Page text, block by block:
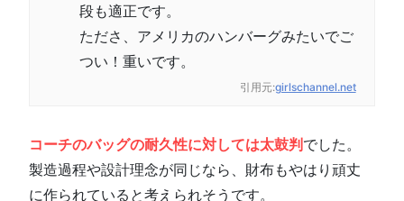
段も適正です。
たださ、アメリカのハンバーグみたいでご
つい！重いです。
引用元:girlschannel.net
コーチのバッグの耐久性に対しては太鼓判でした。
製造過程や設計理念が同じなら、財布もやはり頑丈
に作られていると考えられそうです。